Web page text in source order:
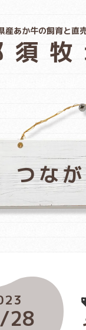
産あか牛の飼育と直
須牧
つな
28